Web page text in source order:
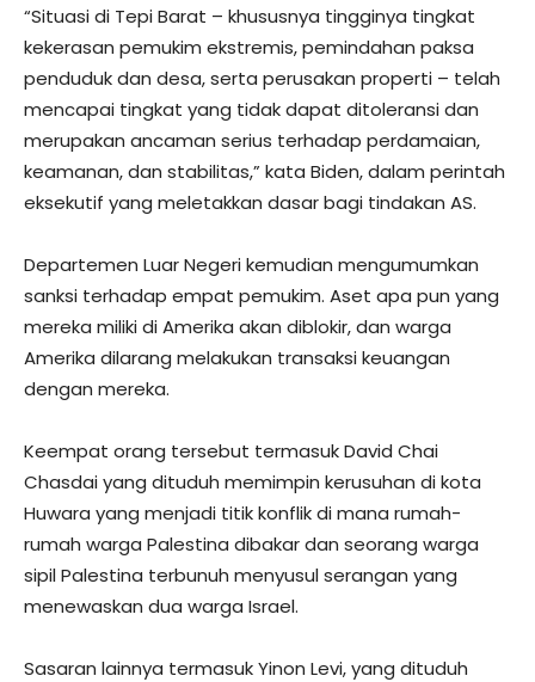
“Situasi di Tepi Barat – khususnya tingginya tingkat
kekerasan pemukim ekstremis, pemindahan paksa
penduduk dan desa, serta perusakan properti – telah
mencapai tingkat yang tidak dapat ditoleransi dan
merupakan ancaman serius terhadap perdamaian,
keamanan, dan stabilitas,” kata Biden, dalam perintah
eksekutif yang meletakkan dasar bagi tindakan AS.
Departemen Luar Negeri kemudian mengumumkan
sanksi terhadap empat pemukim. Aset apa pun yang
mereka miliki di Amerika akan diblokir, dan warga
Amerika dilarang melakukan transaksi keuangan
dengan mereka.
Keempat orang tersebut termasuk David Chai
Chasdai yang dituduh memimpin kerusuhan di kota
Huwara yang menjadi titik konflik di mana rumah-
rumah warga Palestina dibakar dan seorang warga
sipil Palestina terbunuh menyusul serangan yang
menewaskan dua warga Israel.
Sasaran lainnya termasuk Yinon Levi, yang dituduh